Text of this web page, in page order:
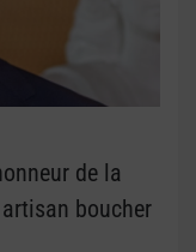
de la
boucher